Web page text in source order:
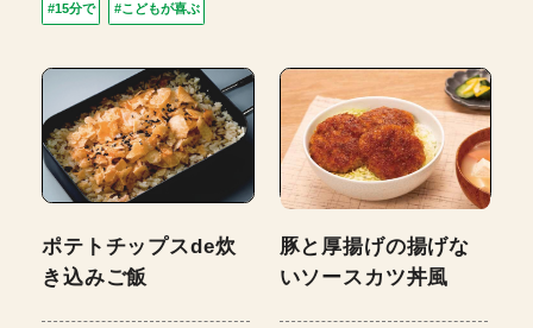
#15分で #こどもが喜ぶ
ポテトチップスde炊
き込みご飯
豚と厚揚げの揚げな
いソースカツ丼風